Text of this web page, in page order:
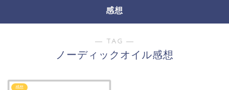
感想
― TAG ―
ノーディックオイル感想
感想